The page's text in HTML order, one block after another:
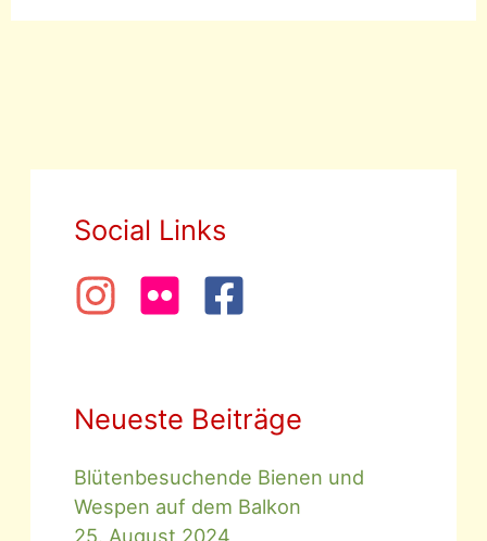
–
Social Links
Neueste Beiträge
Blütenbesuchende Bienen und
Wespen auf dem Balkon
25. August 2024